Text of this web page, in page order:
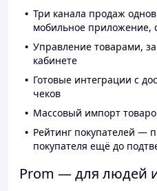
Три канала продаж
мобильное приложение,
Управление товарами,
кабинете
Готовые интеграции с
чеков
Массовый импорт
Рейтинг покупателей —
покупателя ещё до
Prom — для людей